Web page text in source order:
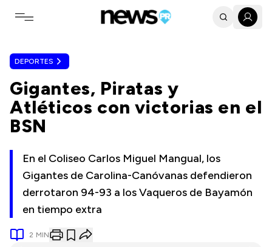
Toggle navigation menu
DEPORTES
Gigantes, Piratas y
Atléticos con victorias en el
BSN
En el Coliseo Carlos Miguel Mangual, los
Gigantes de Carolina-Canóvanas defendieron
derrotaron 94-93 a los Vaqueros de Bayamón
en tiempo extra
2 MIN